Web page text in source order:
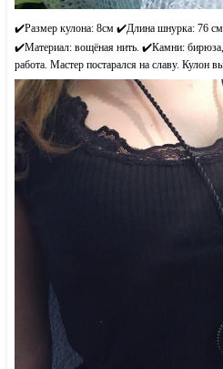
✔️Размер кулона: 8см ✔️Длина шнурка: 76
✔️Материал: вощёная нить. ✔️Камни: бирюза,
работа. Мастер постарался на славу. Кулон